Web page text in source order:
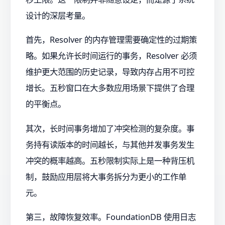
设计的深层考量。
首先，Resolver 的内存管理需要确定性的过期策
略。如果允许长时间运行的事务，Resolver 必须
维护更大范围的历史记录，导致内存占用不可控
增长。五秒窗口在大多数应用场景下提供了合理
的平衡点。
其次，长时间事务增加了冲突检测的复杂度。事
务持有读版本的时间越长，与其他并发事务发生
冲突的概率越高。五秒限制实际上是一种背压机
制，鼓励应用层将大事务拆分为更小的工作单
元。
第三，故障恢复效率。FoundationDB 使用日志